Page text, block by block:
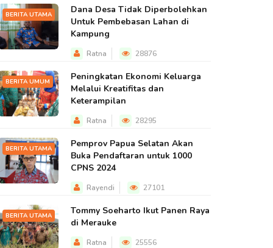
BERITA UTAMA
Dana Desa Tidak Diperbolehkan
Untuk Pembebasan Lahan di
Kampung
Ratna 28876
BERITA UMUM
Peningkatan Ekonomi Keluarga
Melalui Kreatifitas dan
Keterampilan
Ratna 28295
BERITA UTAMA
Pemprov Papua Selatan Akan
Buka Pendaftaran untuk 1000
CPNS 2024
Rayendi 27101
BERITA UTAMA
Tommy Soeharto Ikut Panen Raya
di Merauke
Ratna 25556